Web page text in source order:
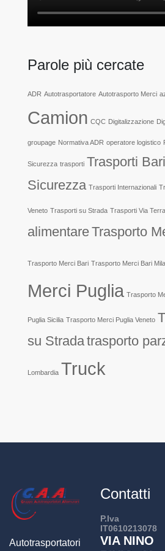
Parole più cercate
ADR Autotrasportatore Autotrasporto Merci
Camion CQC Digitalizzazione
groupage Normativa ADR operatore logistico
Sicurezza trasporti Trasporti Bari
Sicurezza Trasporti Internazionali
Veneto Trasporti su Strada Trasporti Via Terra
alimentareTrasporto
Trasporto Merci Bari Trasporto Merci Bari
Merci Puglia Trasporto
Puglia Sicilia Trasporto Merci Puglia Veneto
su Stradatrasporto
Lombardia Truck
Autotrasportatori
Contatti
P.Iva
IT0610213078
VIA NINO